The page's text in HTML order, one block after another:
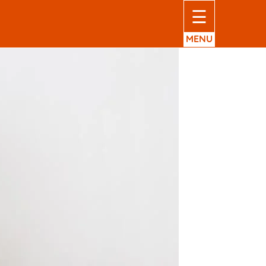
☰
MENU